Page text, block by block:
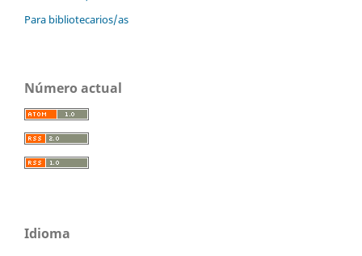
Para bibliotecarios/as
Número actual
Idioma